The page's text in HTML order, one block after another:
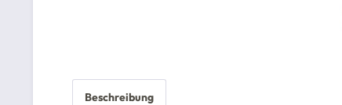
Beschreibung